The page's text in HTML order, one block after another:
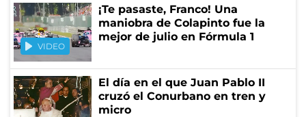
VIDEO
¡Te pasaste, Franco! Una
maniobra de Colapinto fue la
mejor de julio en Fórmula 1
El día en el que Juan Pablo II
cruzó el Conurbano en tren y
micro